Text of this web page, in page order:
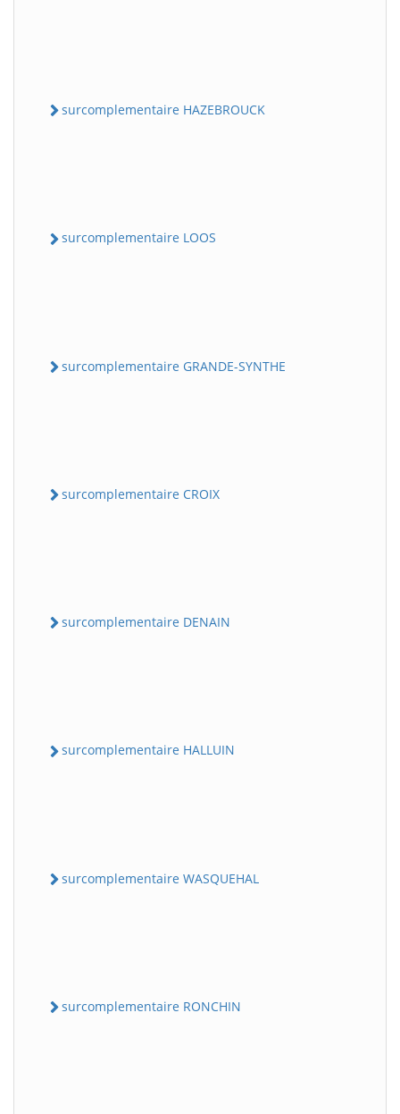
surcomplementaire HAZEBROUCK
surcomplementaire LOOS
surcomplementaire GRANDE-SYNTHE
surcomplementaire CROIX
surcomplementaire DENAIN
surcomplementaire HALLUIN
surcomplementaire WASQUEHAL
surcomplementaire RONCHIN